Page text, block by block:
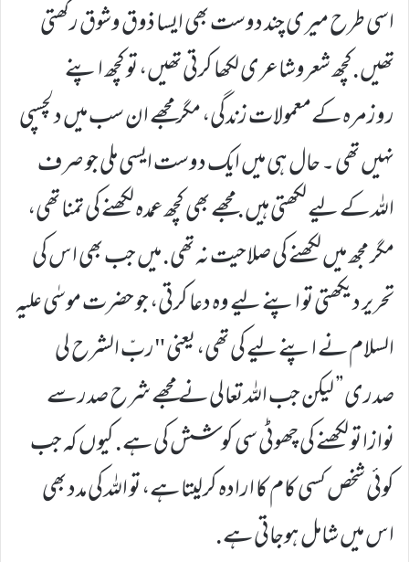
اسی طرح میری چند دوست بھی ایسا ذوق وشوق رکھتی
تھیں.کچھ شعروشاعری لکھا کرتی تھیں، تو کچھ اپنے
روزمرہ کےمعمولات زندگی، مگر مجھے ان سب میں دلچسپی
نہیں تھی ۔ حال ہی ميں ایک دوست ایسی ملی جو صرف
اللہ کے لیے لکھتی ہیں. مجھے بھی کچھ عمدہ لکھنے کی تمنا تھی،
مگر مجھ میں لکھنے کی صلاحیت نہ تھی. میں جب بھی اس کی
تحریر دیکھتی تو اپنے لیے وہ دعا کرتی، جو حضرت موسٰی علیہ
السلام نے اپنے لیے کی تھی، يعنی "ربّ الشرح لی
صدری” لیکن جب اللہ تعالی نے مجھے شرح صدر سے
نوازا تو لکھنے کی چھوٹی سی کوشش کی ہے. كیوں کہ جب
کوئی شخص کسی کام کا ارادہ کرلیتا ہے، تو اللہ کی مدد بھی
اس میں شامل ہوجاتی ہے.